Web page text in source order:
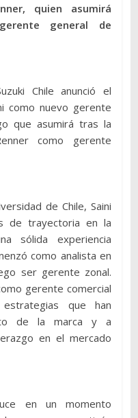
quien asumirá
general de
Chile anunció el
como nuevo gerente
que asumirá tras la
como gerente
de Chile, Saini
de trayectoria en la
sólida experiencia
como analista en
ser gerente zonal.
gerente comercial
que han
de la marca y a
en el mercado
en un momento